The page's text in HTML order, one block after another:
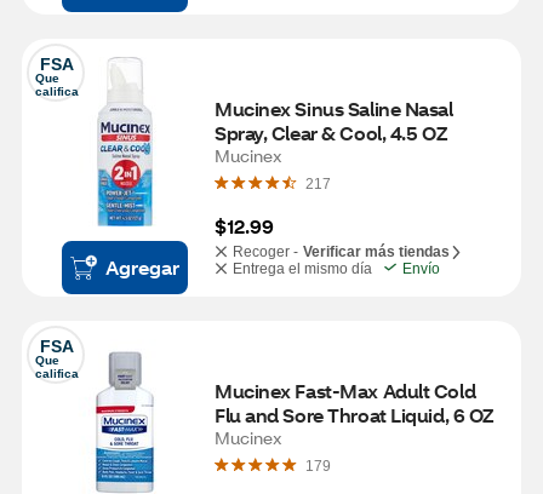
FSA
Que
califica
Agregar
Mucinex Sinus Saline Nasal
Spray, Clear & Cool, 4.5 OZ
Mucinex
217
$12.99
Recoger - Verificar más tiendas
Entrega el mismo día
Envío
FSA
Que
califica
Mucinex Fast-Max Adult Cold
Flu and Sore Throat Liquid, 6 OZ
Mucinex
179